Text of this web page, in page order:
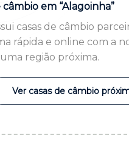
em “Alagoinha”
casas de câmbio
rápida e online com a
região próxima.
Ver casas de câmbio